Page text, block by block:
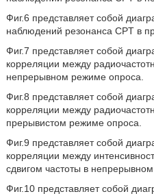
Фиг.6 представляет собой
наблюдений резонанса CPT в
Фиг.7 представляет собой
корреляции между
непрерывном режиме опроса.
Фиг.8 представляет собой
корреляции между
прерывистом режиме опроса.
Фиг.9 представляет собой
корреляции между
сдвигом частоты в
Фиг.10 представляет собой